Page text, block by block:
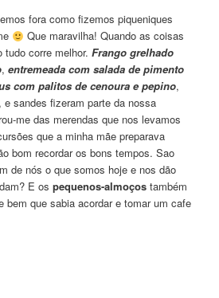
fora como fizemos piqueniques
Que maravilha! Quando as coisas
corre melhor. Frango grelhado
,entremeada com salada de pimento
com palitos de cenoura e pepino,
sandes fizeram parte da nossa
me das merendas que nos levamos
que a minha mãe preparava
bom recordar os bons tempos. Sao
de nós o que somos hoje e nos dão
E ospequenos-almoços também
bem que sabia acordar e tomar um cafe